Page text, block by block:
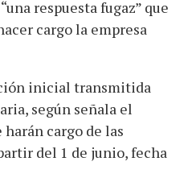
respuesta fugaz” que
cargo la empresa
inicial transmitida
según señala el
harán cargo de las
del 1 de junio, fecha